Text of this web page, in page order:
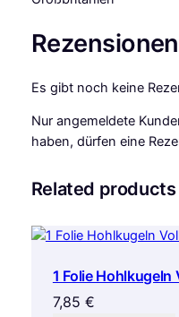
Rezensionen
Es gibt noch keine
Nur angemeldete
haben, dürfen eine
Related products
1 Folie Hohlkugeln
7,85 €